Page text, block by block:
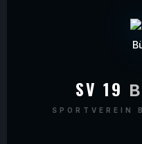
SV 19
SPORTVEREIN